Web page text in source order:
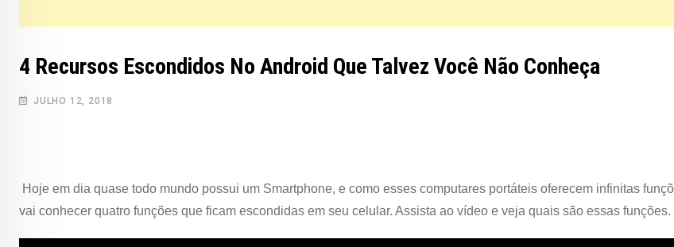
4 Recursos Escondidos No Android Que Talvez Você Não Conheça
JULHO 12, 2018
Hoje em dia quase todo mundo possui um Smartphone, e como esses computares portáteis oferecem infinitas
vai conhecer quatro funções que ficam escondidas em seu celular. Assista ao vídeo e veja quais são essas funções.